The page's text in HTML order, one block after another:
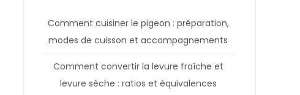
Comment cuisiner le pigeon : préparation,
modes de cuisson et accompagnements
Comment convertir la levure fraîche et
levure sèche : ratios et équivalences